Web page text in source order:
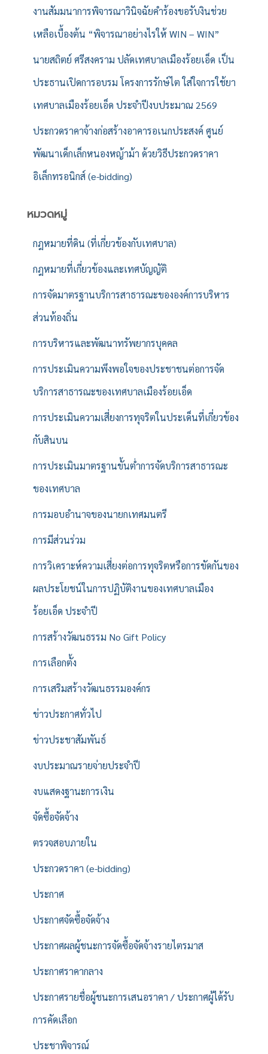
งานสัมมนาการพิจารณาวินิจฉัยคำร้องขอรับงินช่วย
เหลือเบื้องต้น “พิจารณาอย่างไรให้ WIN – WIN”
นายสถิตย์ ศรีสงคราม ปลัดเทศบาลเมืองร้อยเอ็ด เป็น
ประธานเปิดการอบรม โครงการรักษ์ไต ใส่ใจการใช้ยา
เทศบาลเมืองร้อยเอ็ด ประจำปีงบประมาณ 2569
ประกวดราคาจ้างก่อสร้างอาคารอเนกประสงค์ ศูนย์
พัฒนาเด็กเล็กหนองหญ้าม้า ด้วยวิธีประกวดราคา
อิเล็กทรอนิกส์ (e-bidding)
หมวดหมู่
กฎหมายที่ดิน (ที่เกี่ยวข้องกับเทศบาล)
กฎหมายที่เกี่ยวข้องและเทศบัญญัติ
การจัดมาตรฐานบริการสาธารณะขององค์การบริหาร
ส่วนท้องถิ่น
การบริหารและพัฒนาทรัพยากรบุคคล
การประเมินความพึงพอใจของประชาชนต่อการจัด
บริการสาธารณะของเทศบาลเมืองร้อยเอ็ด
การประเมินความเสี่ยงการทุจริตในประเด็นที่เกี่ยวข้อง
กับสินบน
การประเมินมาตรฐานขั้นต่ำการจัดบริการสาธารณะ
ของเทศบาล
การมอบอำนาจของนายกเทศมนตรี
การมีส่วนร่วม
การวิเคราะห์ความเสี่ยงต่อการทุจริตหรือการขัดกันของ
ผลประโยชน์ในการปฏิบัติงานของเทศบาลเมือง
ร้อยเอ็ด ประจำปี
การสร้างวัฒนธรรม No Gift Policy
การเลือกตั้ง
การเสริมสร้างวัฒนธรรมองค์กร
ข่าวประกาศทั่วไป
ข่าวประชาสัมพันธ์
งบประมาณรายจ่ายประจำปี
งบแสดงฐานะการเงิน
จัดซื้อจัดจ้าง
ตรวจสอบภายใน
ประกวดราคา (e-bidding)
ประกาศ
ประกาศจัดซื้อจัดจ้าง
ประกาศผลผู้ชนะการจัดซื้อจัดจ้างรายไตรมาส
ประกาศราคากลาง
ประกาศรายชื่อผู้ชนะการเสนอราคา / ประกาศผู้ได้รับ
การคัดเลือก
ประชาพิจารณ์